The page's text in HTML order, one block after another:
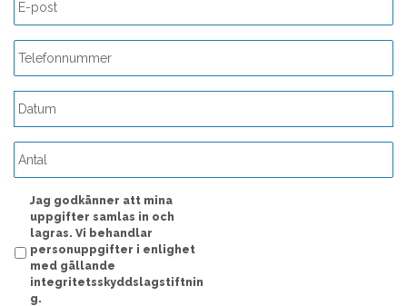
streck
DD
Jag godkänner att mina
uppgifter samlas in och
lagras. Vi behandlar
personuppgifter i enlighet
med gällande
integritetsskyddslagstiftnin
g.